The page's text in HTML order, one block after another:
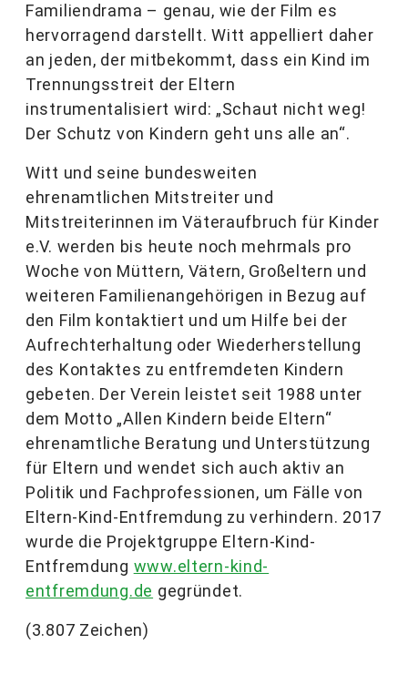
Familiendrama – genau, wie der Film es
hervorragend darstellt. Witt appelliert daher
an jeden, der mitbekommt, dass ein Kind im
Trennungsstreit der Eltern
instrumentalisiert wird: „Schaut nicht weg!
Der Schutz von Kindern geht uns alle an“.
Witt und seine bundesweiten
ehrenamtlichen Mitstreiter und
Mitstreiterinnen im Väteraufbruch für Kinder
e.V. werden bis heute noch mehrmals pro
Woche von Müttern, Vätern, Großeltern und
weiteren Familienangehörigen in Bezug auf
den Film kontaktiert und um Hilfe bei der
Aufrechterhaltung oder Wiederherstellung
des Kontaktes zu entfremdeten Kindern
gebeten. Der Verein leistet seit 1988 unter
dem Motto „Allen Kindern beide Eltern“
ehrenamtliche Beratung und Unterstützung
für Eltern und wendet sich auch aktiv an
Politik und Fachprofessionen, um Fälle von
Eltern-Kind-Entfremdung zu verhindern. 2017
wurde die Projektgruppe Eltern-Kind-
Entfremdung www.eltern-kind-
entfremdung.de gegründet.
(3.807 Zeichen)